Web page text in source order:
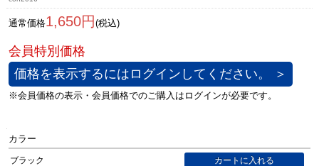
通常価格1,650円 (税込)
価格を表示するにはログインしてください。 ＞
カラー
ブラック